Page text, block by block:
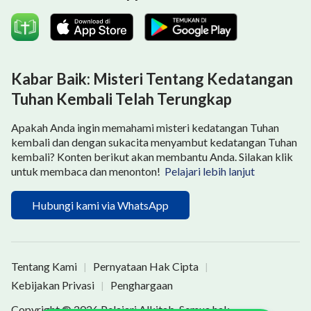
menenangkan hati dan mencari kehendak Tuhan,
menerima bimbingan dan tuntunan Tuhan, dan
memuaskan Tuhan. Dengan cara ini, kita akan dapat
menjaga hati kita, dan hubungan kita dengan Tuhan
secara bertahap akan menjadi normal.
Jika Anda masih memiliki masalah atau kebingungan
dalam iman dan kehidupan Anda, dan Anda tidak tahu
melalui jendela obrolan online di bagian bawah situs
web. Mari kita belajar firman Tuhan bersama dan
menemukan solusi dalam firman Tuhan .
Kabar Baik: Misteri Tentang Kedatangan
Tuhan Kembali Telah Terungkap
Apakah Anda ingin memahami misteri kedatangan Tuhan
kembali dan dengan sukacita menyambut kedatangan Tuhan
kembali? Konten berikut akan membantu Anda. Silakan klik
untuk membaca dan menonton! Pelajari lebih lanjut
Hubungi kami via WhatsApp
Tentang Kami | Pernyataan Hak Cipta |
Kebijakan Privasi |
Penghargaan